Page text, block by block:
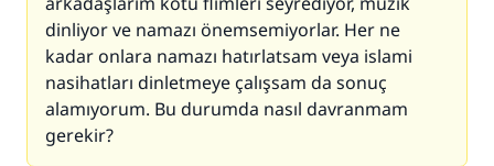
dinliyor ve namazı önemsemiyorlar. Her ne
kadar onlara namazı hatırlatsam veya islami
nasihatları dinletmeye çalışsam da sonuç
alamıyorum. Bu durumda nasıl davranmam
gerekir?